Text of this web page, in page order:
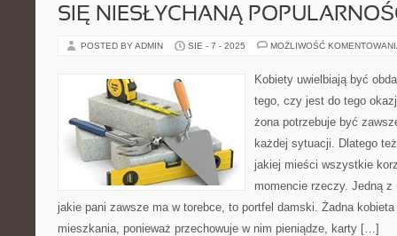
SIĘ NIESŁYCHANĄ
POSTED BY ADMIN SIE - 7 - 2025 MOŻLIWOŚĆ
Kobiety uwielbiają być
tego, czy jest do tego
żona potrzebuje być
każdej sytuacji. Dlatego
jakiej mieści wszystkie
momencie rzeczy. Jedną
jakie pani zawsze ma w torebce, to portfel damski. Żadna
mieszkania, ponieważ przechowuje w nim pieniądze, karty […]